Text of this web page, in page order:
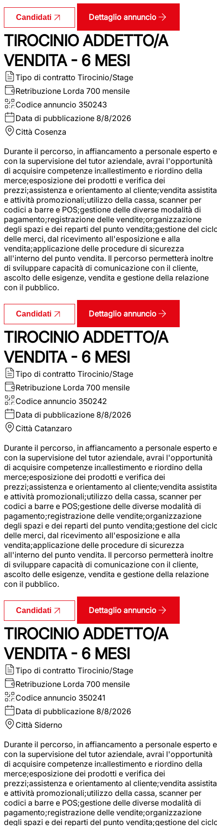
Candidati Dettaglio annuncio
TIROCINIO ADDETTO/A
VENDITA - 6 MESI
Tipo di contratto Tirocinio/Stage
Retribuzione Lorda 700 mensile
Codice annuncio 350243
Data di pubblicazione 8/8/2026
Città Cosenza
Durante il percorso, in affiancamento a personale esperto e
con la supervisione del tutor aziendale, avrai l'opportunità
di acquisire competenze in:allestimento e riordino della
merce;esposizione dei prodotti e verifica dei
prezzi;assistenza e orientamento al cliente;vendita assistita
e attività promozionali;utilizzo della cassa, scanner per
codici a barre e POS;gestione delle diverse modalità di
pagamento;registrazione delle vendite;organizzazione
degli spazi e dei reparti del punto vendita;gestione del
delle merci, dal ricevimento all'esposizione e alla
vendita;applicazione delle procedure di sicurezza
all'interno del punto vendita. Il percorso permetterà inoltre
di sviluppare capacità di comunicazione con il cliente,
ascolto delle esigenze, vendita e gestione della relazione
con il pubblico.
Candidati Dettaglio annuncio
TIROCINIO ADDETTO/A
VENDITA - 6 MESI
Tipo di contratto Tirocinio/Stage
Retribuzione Lorda 700 mensile
Codice annuncio 350242
Data di pubblicazione 8/8/2026
Città Catanzaro
Durante il percorso, in affiancamento a personale esperto e
con la supervisione del tutor aziendale, avrai l'opportunità
di acquisire competenze in:allestimento e riordino della
merce;esposizione dei prodotti e verifica dei
prezzi;assistenza e orientamento al cliente;vendita assistita
e attività promozionali;utilizzo della cassa, scanner per
codici a barre e POS;gestione delle diverse modalità di
pagamento;registrazione delle vendite;organizzazione
degli spazi e dei reparti del punto vendita;gestione del
delle merci, dal ricevimento all'esposizione e alla
vendita;applicazione delle procedure di sicurezza
all'interno del punto vendita. Il percorso permetterà inoltre
di sviluppare capacità di comunicazione con il cliente,
ascolto delle esigenze, vendita e gestione della relazione
con il pubblico.
Candidati Dettaglio annuncio
TIROCINIO ADDETTO/A
VENDITA - 6 MESI
Tipo di contratto Tirocinio/Stage
Retribuzione Lorda 700 mensile
Codice annuncio 350241
Data di pubblicazione 8/8/2026
Città Siderno
Durante il percorso, in affiancamento a personale esperto e
con la supervisione del tutor aziendale, avrai l'opportunità
di acquisire competenze in:allestimento e riordino della
merce;esposizione dei prodotti e verifica dei
prezzi;assistenza e orientamento al cliente;vendita assistita
e attività promozionali;utilizzo della cassa, scanner per
codici a barre e POS;gestione delle diverse modalità di
pagamento;registrazione delle vendite;organizzazione
degli spazi e dei reparti del punto vendita;gestione del